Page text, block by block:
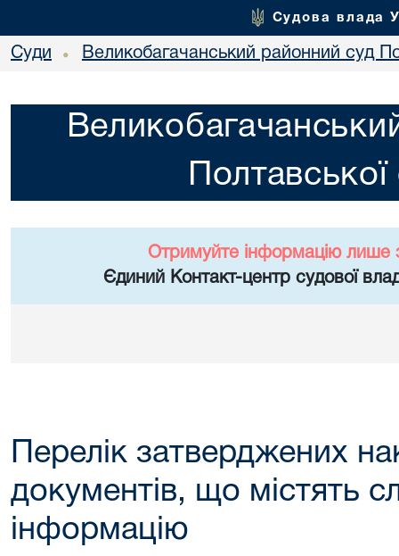
Судова влада
Суди • Великобагачанський районний суд
Полтавської
Отримуйте інформацію лише
Єдиний Контакт-центр судової
Перелік затверджених
документів, що містять
інформацію